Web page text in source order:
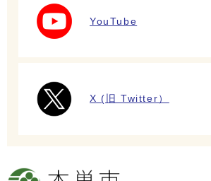
YouTube
X (旧 Twitter）